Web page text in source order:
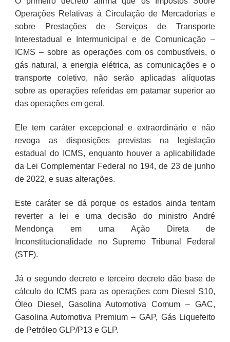
Operações Relativas à Circulação de Mercadorias e
sobre Prestações de Serviços de Transporte
Interestadual e Intermunicipal e de Comunicação –
ICMS – sobre as operações com os combustíveis, o
gás natural, a energia elétrica, as comunicações e o
transporte coletivo, não serão aplicadas alíquotas
sobre as operações referidas em patamar superior ao
das operações em geral.
Ele tem caráter excepcional e extraordinário e não
revoga as disposições previstas na legislação
estadual do ICMS, enquanto houver a aplicabilidade
da Lei Complementar Federal no 194, de 23 de junho
de 2022, e suas alterações.
Este caráter se dá porque os estados ainda tentam
reverter a lei e uma decisão do ministro André
Mendonça em uma Ação Direta de
Inconstitucionalidade no Supremo Tribunal Federal
(STF).
Já o segundo decreto e terceiro decreto dão base de
cálculo do ICMS para as operações com Diesel S10,
Óleo Diesel, Gasolina Automotiva Comum – GAC,
Gasolina Automotiva Premium – GAP, Gás Liquefeito
de Petróleo GLP/P13 e GLP.